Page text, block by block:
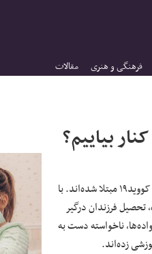
فرهنگی و هنری مقالات
بیاییم؟
تا به امروز بیش از یک میلیون و ۶۰۰ هزار نفر به بیماری فراگیر و همه‌گیر جهانی کووید۱۹ مبتلا شده‌اند. با
فرزندان درگیر
ناخواسته دست به
زده‌اند.